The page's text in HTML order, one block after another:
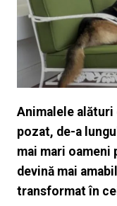
Animalele alături
pozat, de-a
mai mari
devină mai
transformat în